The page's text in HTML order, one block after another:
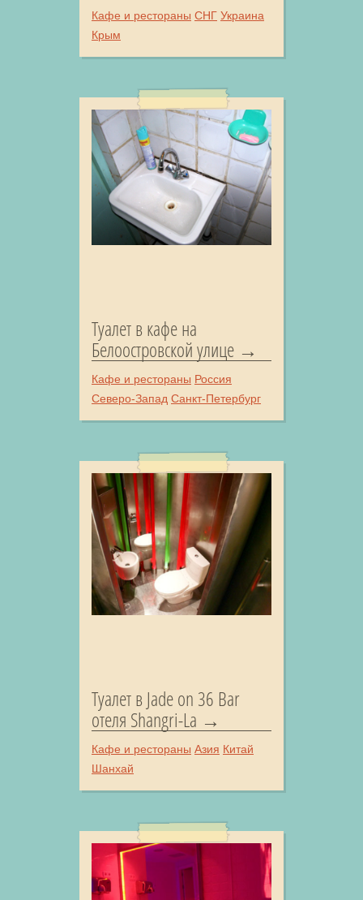
Кафе и рестораны СНГ Украина
Крым
Туалет в кафе на
Белоостровской улице
Кафе и рестораны Россия
Северо-Запад Санкт-Петербург
Туалет в Jade on 36 Bar
отеля Shangri-La
Кафе и рестораны Азия Китай
Шанхай